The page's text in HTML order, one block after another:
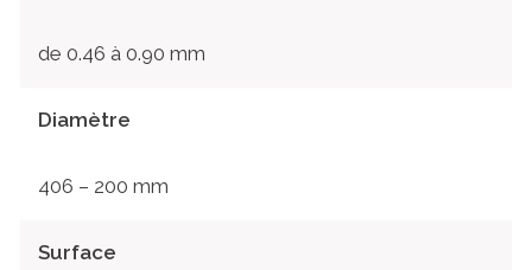
de 0.46 à 0.90 mm
Diamètre
406 – 200 mm
Surface